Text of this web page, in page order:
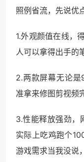
照例省流，先说优
1.外观颜值在线，
人可以拿得出手的
2.两款屏幕无论
准拿来修图剪视频
3.性能释放强劲，
实际上吃鸡跑个
游戏需求当我没说